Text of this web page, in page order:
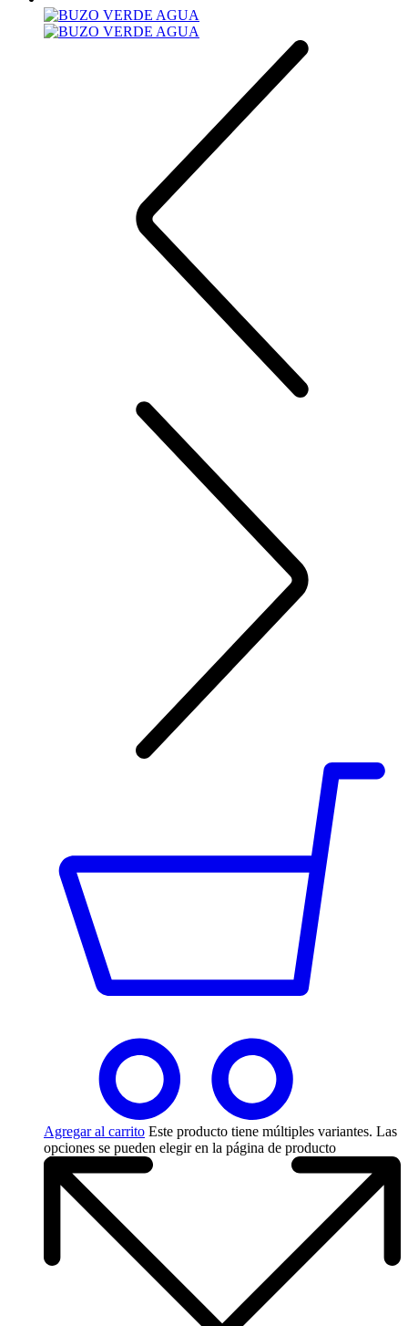
Agregar al carrito Este producto tiene múltiples variantes. Las
opciones se pueden elegir en la página de producto